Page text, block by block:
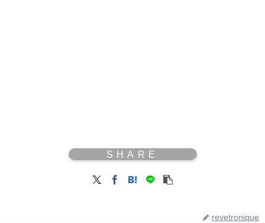
revetronique